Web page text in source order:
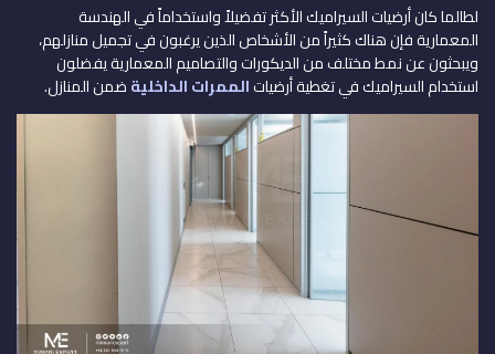
لطالما كان أرضيات السيراميك الأكثر تفضيلاً واستخداماً في الهندسة
المعمارية فإن هناك كثيراً من الأشخاص الذين يرغبون في تجميل منازلهم،
ويبحثون عن نمط مختلف من الديكورات والتصاميم المعمارية يفضلون
استخدام السيراميك في تغطية أرضياتالممرات الداخليةضمن المنازل.